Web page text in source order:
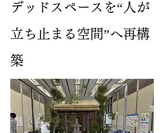
デッドスペースを“人が
立ち止まる空間”へ再構
築